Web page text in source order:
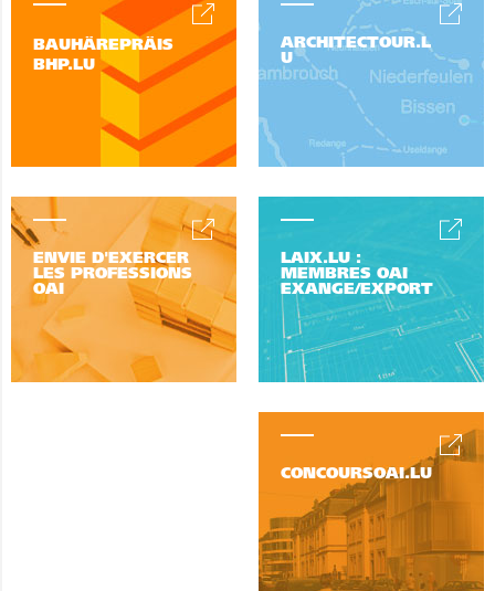
BAUHÄREPRÄIS
BHP.LU
ARCHITECTOUR.L
U
ENVIE D'EXERCER
LES PROFESSIONS
OAI
LAIX.LU :
MEMBRES OAI
EXANGE/EXPORT
CONCOURSOAI.LU